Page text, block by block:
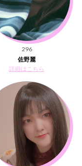
296
佐野麗
詳細はこちら